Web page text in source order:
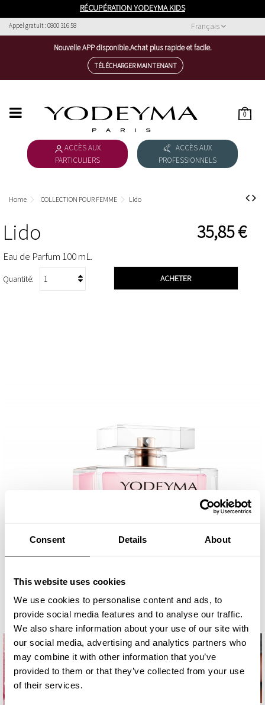
Consent Details About
This website uses cookies
We use cookies to personalise content and ads, to
provide social media features and to analyse our traffic.
We also share information about your use of our site with
our social media, advertising and analytics partners who
may combine it with other information that you’ve
provided to them or that they’ve collected from your use
of their services.
RÉCUPÉRATION YODEYMA KIDS
Appel gratuit : 0800 316 58
Nouvelle APP disponible.Achat plus rapide et facile.
TÉLÉCHARGER MAINTENANT
Français
0
​ACCÈS AUX
PARTICULIERS
ACCÈS AUX
PROFESSIONNELS
COLLECTION POUR FEMME
THE NICHE COLLECTION
FÊTE DES PÈRES
Home COLLECTION POUR FEMME Lido
Lido
Eau de Parfum 100 mL.
35,85 €
Quantité: ACHETER